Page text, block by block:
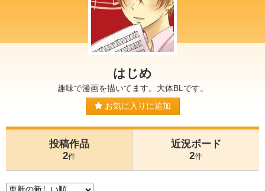
はじめ
趣味で漫画を描いてます。大体BLです。
お気に入りに追加
投稿作品
2件
近況ボード
2件